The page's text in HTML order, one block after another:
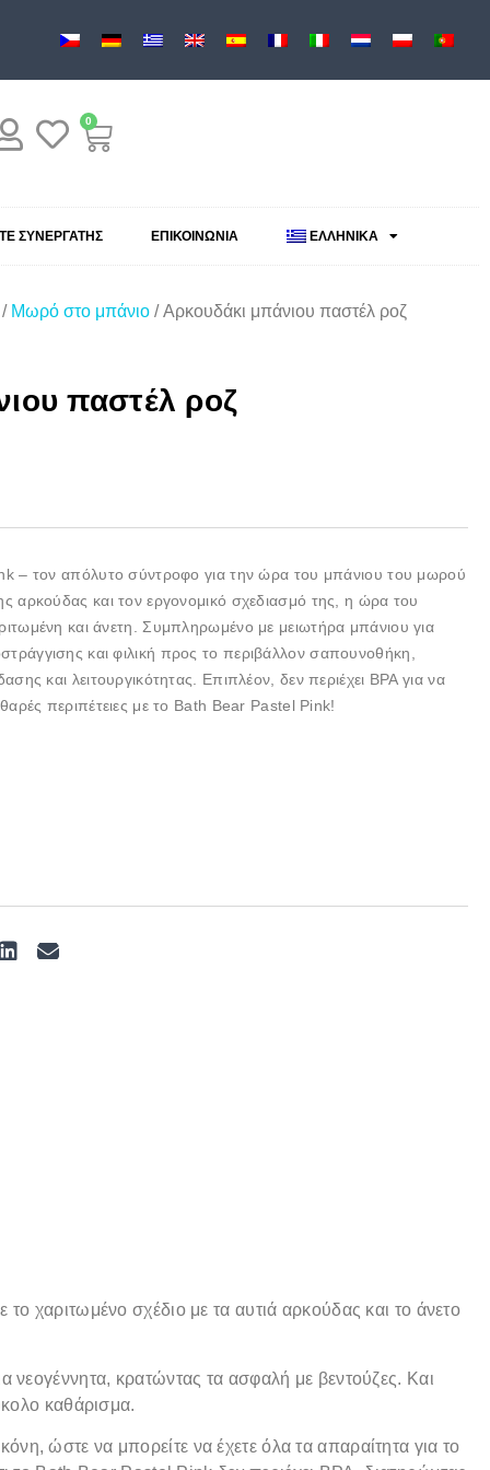
0
ΣΥΝΕΡΓΆΤΗΣ ΕΠΙΚΟΙΝΩΝΊΑ ΕΛΛΗΝΙΚΆ
/ Μωρό στο μπάνιο / Αρκουδάκι μπάνιου παστέλ ροζ
παστέλ ροζ
– τον απόλυτο σύντροφο για την ώρα του μπάνιου του μωρού
αρκούδας και τον εργονομικό σχεδιασμό της, η ώρα του
και άνετη. Συμπληρωμένο με μειωτήρα μπάνιου για
και φιλική προς το περιβάλλον σαπουνοθήκη,
και λειτουργικότητας. Επιπλέον, δεν περιέχει BPA για να
περιπέτειες με το Bath Bear Pastel Pink!
χαριτωμένο σχέδιο με τα αυτιά αρκούδας και το άνετο
νεογέννητα, κρατώντας τα ασφαλή με βεντούζες. Και
καθάρισμα.
ώστε να μπορείτε να έχετε όλα τα απαραίτητα για το